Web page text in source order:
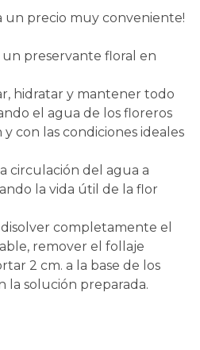
un precio muy conveniente!
preservante floral en
hidratar y mantener todo
el agua de los floreros
con las condiciones ideales
circulación del agua a
la vida útil de la flor
completamente el
remover el follaje
2 cm. a la base de los
la solución preparada.